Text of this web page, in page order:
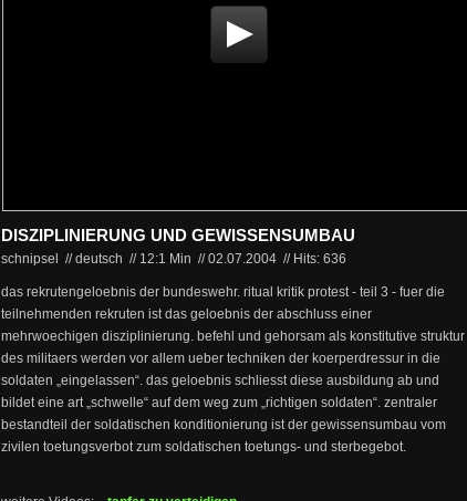
DISZIPLINIERUNG UND GEWISSENSUMBAU
schnipsel // deutsch // 12:1 Min //02.07.2004 // Hits: 636
das rekrutengeloebnis der bundeswehr. ritual kritik protest - teil 3 - fuer die
teilnehmenden rekruten ist das geloebnis der abschluss einer
mehrwoechigen disziplinierung. befehl und gehorsam als konstitutive struktur
des militaers werden vor allem ueber techniken der koerperdressur in die
soldaten „eingelassen“. das geloebnis schliesst diese ausbildung ab und
bildet eine art „schwelle“ auf dem weg zum „richtigen soldaten“. zentraler
bestandteil der soldatischen konditionierung ist der gewissensumbau vom
zivilen toetungsverbot zum soldatischen toetungs- und sterbegebot.